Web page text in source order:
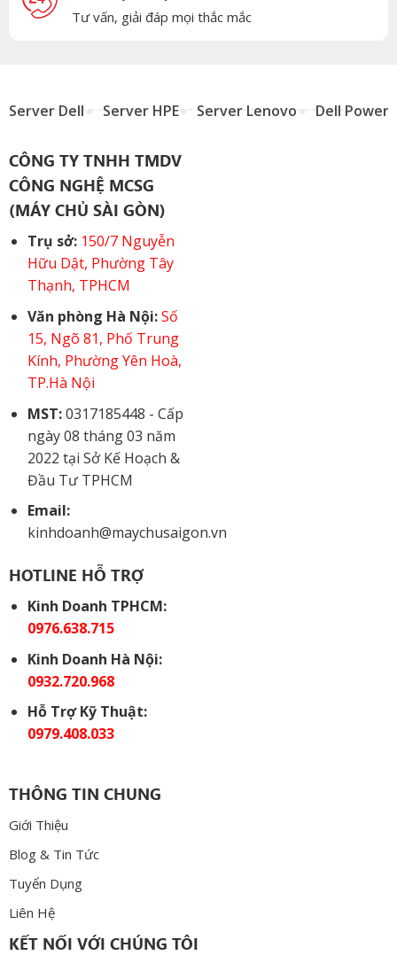
Tư vấn, giải đáp mọi thắc mắc
Server Dell Server HPE Server Lenovo Dell
CÔNG TY TNHH TMDV
CÔNG NGHỆ MCSG
(MÁY CHỦ SÀI GÒN)
Trụ sở: 150/7 Nguyễn
Hữu Dật, Phường Tây
Thạnh, TPHCM
Văn phòng Hà Nội: Số
15, Ngõ 81, Phố Trung
Kính, Phường Yên Hoà,
TP.Hà Nội
MST:0317185448 - Cấp
ngày 08 tháng 03 năm
2022 tại Sở Kế Hoạch &
Đầu Tư TPHCM
Email:
kinhdoanh@maychusaigon.vn
HOTLINE HỖ TRỢ
Kinh Doanh TPHCM:
0976.638.715
Kinh Doanh Hà Nội:
0932.720.968
Hỗ Trợ Kỹ Thuật:
0979.408.033
THÔNG TIN CHUNG
Giới Thiệu
Blog & Tin Tức
Tuyển Dụng
Liên Hệ
KẾT NỐI VỚI CHÚNG TÔI